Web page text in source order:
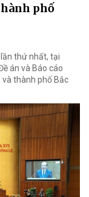
phố
thứ nhất, tại
án và Báo cáo
thành phố Bắc